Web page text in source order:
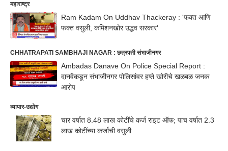
महाराष्ट्र
Ram Kadam On Uddhav Thackeray : 'फक्त आणि
फक्त वसुली, कमिशनखोर उद्धव सरकार'
CHHATRAPATI SAMBHAJI NAGAR : छत्रपती संभाजीनगर
Ambadas Danave On Police Special Report :
दानवेंकडून संभाजीनगर पोलिसांवर हप्ते खोरीचे खळबळ जनक
आरोप
व्यापार-उद्योग
चार वर्षात 8.48 लाख कोटींचे कर्ज राइट ऑफ; पाच वर्षात 2.3
लाख कोटींच्या कर्जाची वसुली